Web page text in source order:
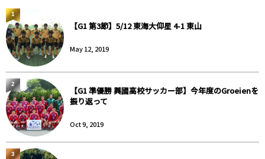
【G1 第3節】5/12 東海大仰星 4-1 東山
May 12, 2019
1
【G1 準優勝 興國高校サッカー部】今年度のGroeienを
振り返って
Oct 9, 2019
2
3